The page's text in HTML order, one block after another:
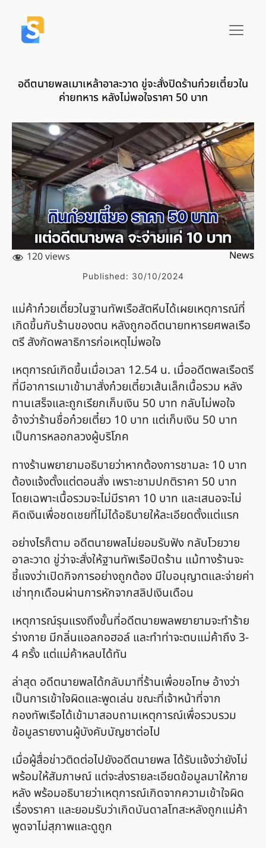
อดีตนายพลเมาเหล้าอาละวาด ขู่จะสั่งปิดร้านก๋วยเตี๋ยวใน
ค่ายทหาร หลังไม่พอใจราคา 50 บาท
120 views News
Published: 30/10/2024
แม่ค้าก๋วยเตี๋ยวในฐานทัพเรือสัตหีบได้เผยเหตุการณ์ที่
เกิดขึ้นกับร้านของตน หลังถูกอดีตนายทหารยศพลเรือ
ตรี สังกัดพลาธิการก่อเหตุไม่พอใจ
เหตุการณ์เกิดขึ้นเมื่อเวลา 12.54 น. เมื่ออดีตพลเรือตรี
ที่มีอาการเมาเข้ามาสั่งก๋วยเตี๋ยวเส้นเล็กเนื้อรวม หลัง
ทานเสร็จและถูกเรียกเก็บเงิน 50 บาท กลับไม่พอใจ
อ้างว่าร้านชื่อก๋วยเตี๋ยว 10 บาท แต่เก็บเงิน 50 บาท
เป็นการหลอกลวงผู้บริโภค
ทางร้านพยายามอธิบายว่าหากต้องการชามละ 10 บาท
ต้องแจ้งตั้งแต่ตอนสั่ง เพราะชามปกติราคา 50 บาท
โดยเฉพาะเนื้อรวมจะไม่มีราคา 10 บาท และเสนอจะไม่
คิดเงินเพื่อชดเชยที่ไม่ได้อธิบายให้ละเอียดตั้งแต่แรก
อย่างไรก็ตาม อดีตนายพลไม่ยอมรับฟัง กลับโวยวาย
อาละวาด ขู่ว่าจะสั่งให้ฐานทัพเรือปิดร้าน แม้ทางร้านจะ
ชี้แจงว่าเปิดกิจการอย่างถูกต้อง มีใบอนุญาตและจ่ายค่า
เช่าทุกเดือนผ่านการหักจากสลิปเงินเดือน
เหตุการณ์รุนแรงถึงขั้นที่อดีตนายพลพยายามจะทำร้าย
ร่างกาย มีกลิ่นแอลกอฮอล์ และทำท่าจะตบแม่ค้าถึง 3-
4 ครั้ง แต่แม่ค้าหลบได้ทัน
ล่าสุด อดีตนายพลได้กลับมาที่ร้านเพื่อขอโทษ อ้างว่า
เป็นการเข้าใจผิดและพูดเล่น ขณะที่เจ้าหน้าที่จาก
กองทัพเรือได้เข้ามาสอบถามเหตุการณ์เพื่อรวบรวม
ข้อมูลรายงานผู้บังคับบัญชาต่อไป
เมื่อผู้สื่อข่าวติดต่อไปยังอดีตนายพล ได้รับแจ้งว่ายังไม่
พร้อมให้สัมภาษณ์ แต่จะส่งรายละเอียดข้อมูลมาให้ภาย
หลัง พร้อมอธิบายว่าเหตุการณ์เกิดจากความเข้าใจผิด
เรื่องราคา และยอมรับว่าเกิดบันดาลโทสะหลังถูกแม่ค้า
พูดจาไม่สุภาพและดูถูก